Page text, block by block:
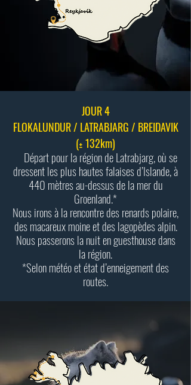
JOUR 4
FLOKALUNDUR / LATRABJARG / BREIDAVIK
(± 132km)
Départ pour la région de Latrabjarg, où se
dressent les plus hautes falaises d’Islande, à
440 mètres au-dessus de la mer du
Groenland.*
Nous irons à la rencontre des renards polaire,
des macareux moine et des lagopèdes alpin.
Nous passerons la nuit en guesthouse dans
la région.
*Selon météo et état d’enneigement des
routes.